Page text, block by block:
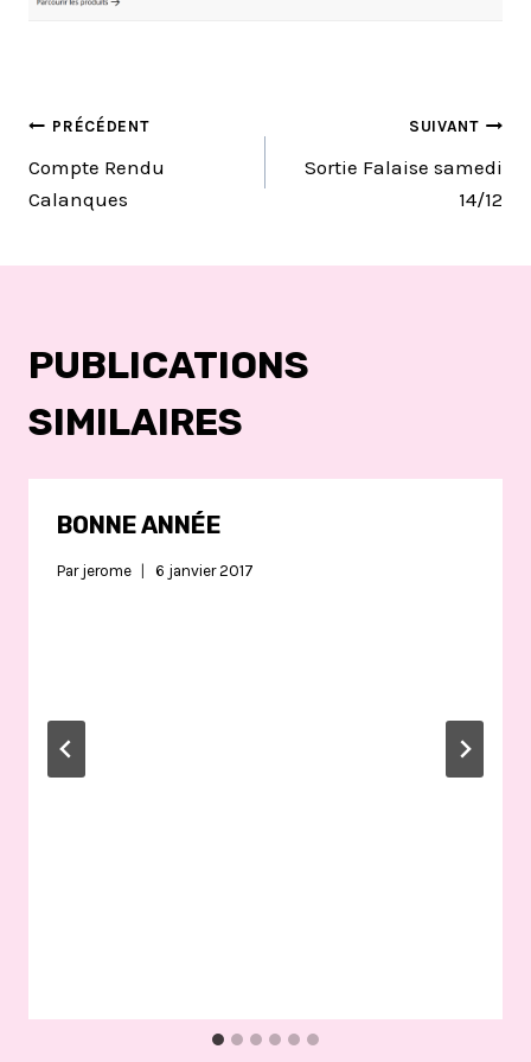
NAVIGATION
DE
PRÉCÉDENT
Compte Rendu
Calanques
SUIVANT
Sortie Falaise samedi
14/12
PUBLICATIONS
SIMILAIRES
BONNE ANNÉE
Par jerome 6 janvier 2017